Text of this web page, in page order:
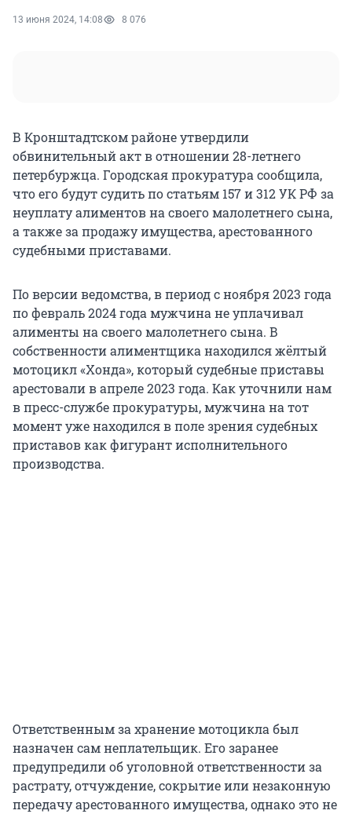
13 июня 2024, 14:08 8 076
В Кронштадтском районе утвердили
обвинительный акт в отношении 28-летнего
петербуржца. Городская прокуратура сообщила,
что его будут судить по статьям 157 и 312 УК РФ за
неуплату алиментов на своего малолетнего сына,
а также за продажу имущества, арестованного
судебными приставами.
По версии ведомства, в период с ноября 2023 года
по февраль 2024 года мужчина не уплачивал
алименты на своего малолетнего сына. В
собственности алиментщика находился жёлтый
мотоцикл «Хонда», который судебные приставы
арестовали в апреле 2023 года. Как уточнили нам
в пресс-службе прокуратуры, мужчина на тот
момент уже находился в поле зрения судебных
приставов как фигурант исполнительного
производства.
Ответственным за хранение мотоцикла был
назначен сам неплательщик. Его заранее
предупредили об уголовной ответственности за
растрату, отчуждение, сокрытие или незаконную
передачу арестованного имущества, однако это не